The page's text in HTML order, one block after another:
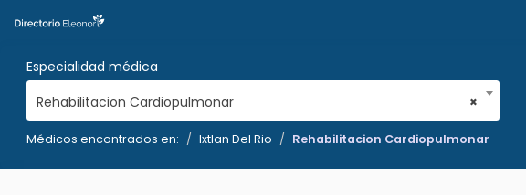
Especialidad médica
×
Rehabilitacion Cardiopulmonar
Médicos encontrados en: Ixtlan Del Rio Rehabilitacion Cardiopulmonar